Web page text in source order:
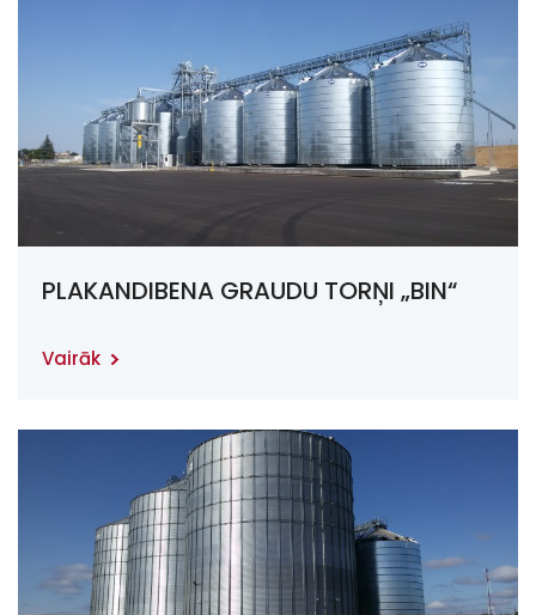
PLAKANDIBENA GRAUDU TORŅI „BIN“
Vairāk